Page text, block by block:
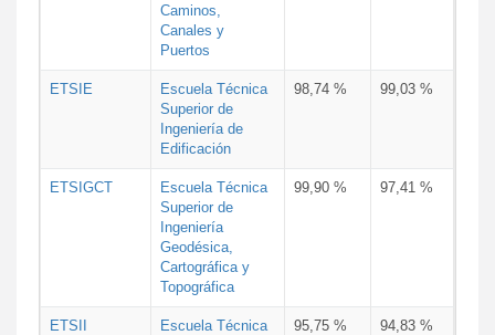
Caminos,
Canales y
Puertos
ETSIE
Escuela Técnica
Superior de
Ingeniería de
Edificación
98,74 % 99,03 %
ETSIGCT
Escuela Técnica
Superior de
Ingeniería
Geodésica,
Cartográfica y
Topográfica
99,90 % 97,41 %
ETSII
Escuela Técnica
95,75 % 94,83 %